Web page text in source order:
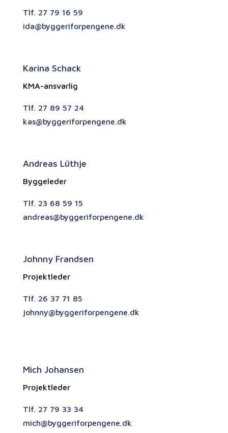
Tlf. 27 79 16 59
ida@byggeriforpengene.dk
Karina Schack
KMA-ansvarlig
Tlf. 27 89 57 24
kas@byggeriforpengene.dk
Andreas Lüthje
Byggeleder
Tlf. 23 68 59 15
andreas@byggeriforpengene.dk
Johnny Frandsen
Projektleder
Tlf. 26 37 71 85
johnny@byggeriforpengene.dk
Mich Johansen
Projektleder
Tlf. 27 79 33 34
mich@byggeriforpengene.dk